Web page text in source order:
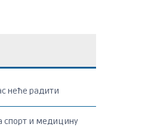
неће радити
спорт и медицину